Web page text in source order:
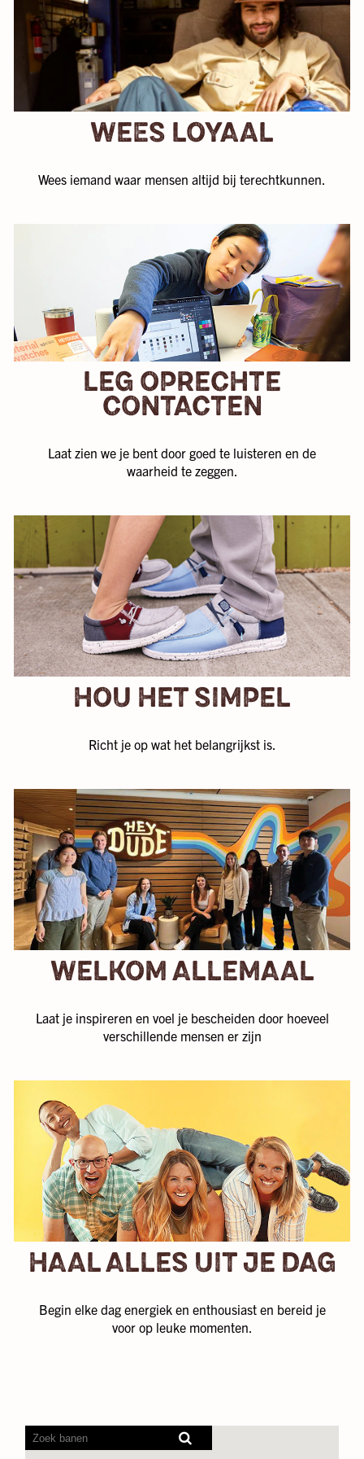
WEES LOYAAL
Wees iemand waar mensen altijd bij terechtkunnen.
LEG OPRECHTE
CONTACTEN
Laat zien we je bent door goed te luisteren en de
waarheid te zeggen.
HOU HET SIMPEL
Richt je op wat het belangrijkst is.
WELKOM ALLEMAAL
Laat je inspireren en voel je bescheiden door hoeveel
verschillende mensen er zijn
HAAL ALLES UIT JE DAG
Begin elke dag energiek en enthousiast en bereid je
voor op leuke momenten.
Screenreaders
kunnen